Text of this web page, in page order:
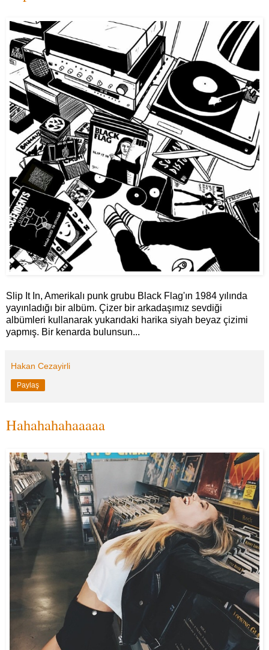
Slip It In, Amerikalı punk grubu Black Flag'ın 1984 yılında
yayınladığı bir albüm. Çizer bir arkadaşımız sevdiği
albümleri kullanarak yukarıdaki harika siyah beyaz çizimi
yapmış. Bir kenarda bulunsun...
Hakan Cezayirli
Paylaş
Hahahahahaaaaa